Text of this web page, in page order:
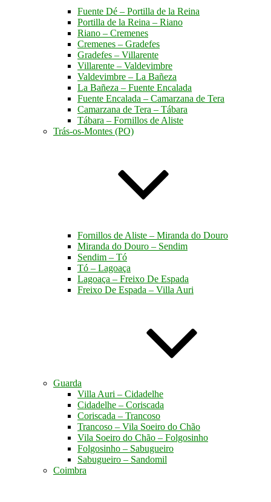
Fuente Dé – Portilla de la Reina
Portilla de la Reina – Riano
Riano – Cremenes
Cremenes – Gradefes
Gradefes – Villarente
Villarente – Valdevimbre
Valdevimbre – La Bañeza
La Bañeza – Fuente Encalada
Fuente Encalada – Camarzana de Tera
Camarzana de Tera – Tábara
Tábara – Fornillos de Aliste
Trás-os-Montes (PO)
Fornillos de Aliste – Miranda do Douro
Miranda do Douro – Sendim
Sendim – Tó
Tó – Lagoaça
Lagoaça – Freixo De Espada
Freixo De Espada – Villa Auri
Guarda
Villa Auri – Cidadelhe
Cidadelhe – Coriscada
Coriscada – Trancoso
Trancoso – Vila Soeiro do Chão
Vila Soeiro do Chão – Folgosinho
Folgosinho – Sabugueiro
Sabugueiro – Sandomil
Coimbra